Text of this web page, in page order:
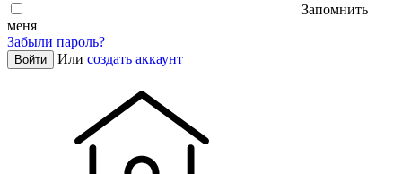
Запомнить
меня
Забыли пароль?
Войти Или создать аккаунт